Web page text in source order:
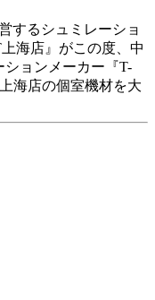
するシュミレーショ
海店』がこの度、中
ションメーカー『T-
海店の個室機材を大